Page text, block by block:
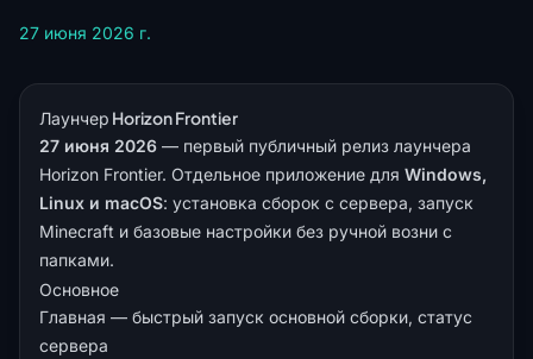
27 июня 2026 г.
Лаунчер Horizon Frontier
27 июня 2026 — первый публичный релиз лаунчера
Horizon Frontier. Отдельное приложение для Windows,
Linux и macOS: установка сборок с сервера, запуск
Minecraft и базовые настройки без ручной возни с
папками.
Основное
Главная — быстрый запуск основной сборки, статус
сервера